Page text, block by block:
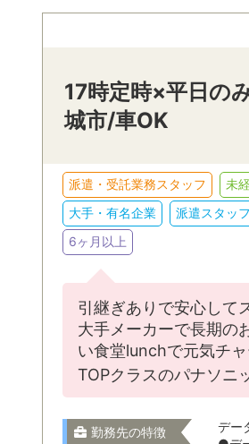
通勤時
通勤時間
17時定時×平日の
城市/車OK
派遣・受託業務スタッフ 未
大手・有名企業
派遣スタッ
6ヶ月以上
引継ぎありで安心し
大手メーカーで長期の
い食堂lunchで元気チ
TOPクラスのパナソニ
勤務先の特徴
デー